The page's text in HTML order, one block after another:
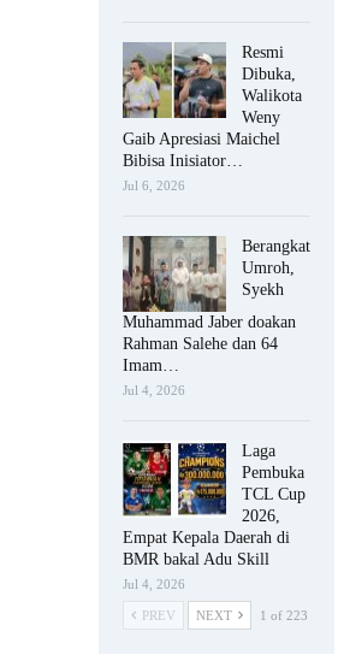
Resmi
Dibuka,
Walikota
Weny
Gaib Apresiasi Maichel
Bibisa Inisiator…
Jul 6, 2026
Berangkat
Umroh,
Syekh
Muhammad Jaber doakan
Rahman Salehe dan 64
Imam…
Jul 4, 2026
Laga
Pembuka
TCL Cup
2026,
Empat Kepala Daerah di
BMR bakal Adu Skill
Jul 4, 2026
PREV NEXT 1 of 223